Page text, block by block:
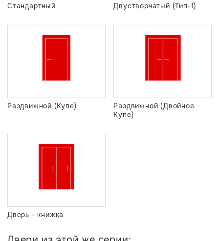
Стандартный Двустворчатый (Тип-1)
Раздвижной (Купе)
Раздвижной (Двойное
Купе)
Дверь - книжка